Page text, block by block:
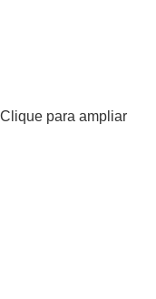
Clique para ampliar